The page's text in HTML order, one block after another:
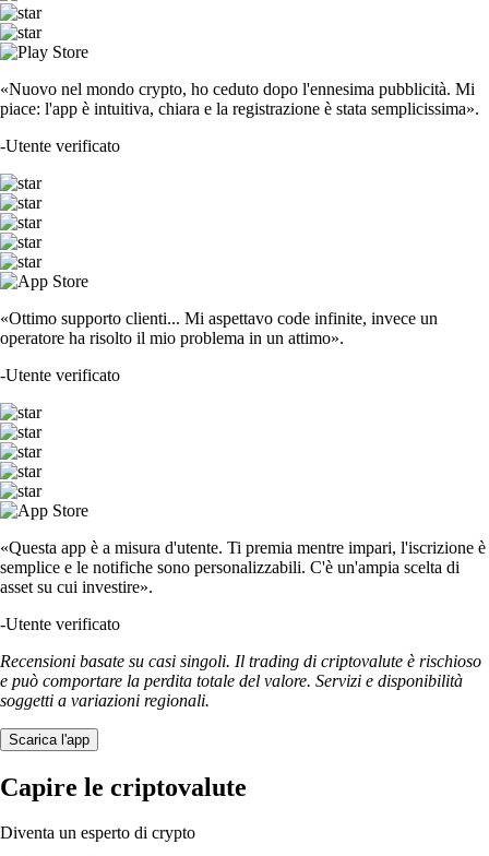
«Nuovo nel mondo crypto, ho ceduto dopo l'ennesima pubblicità. Mi
piace: l'app è intuitiva, chiara e la registrazione è stata semplicissima».
-Utente verificato
«Ottimo supporto clienti... Mi aspettavo code infinite, invece un
operatore ha risolto il mio problema in un attimo».
-Utente verificato
«Questa app è a misura d'utente. Ti premia mentre impari, l'iscrizione è
semplice e le notifiche sono personalizzabili. C'è un'ampia scelta di
asset su cui investire».
-Utente verificato
Recensioni basate su casi singoli. Il trading di criptovalute è rischioso
e può comportare la perdita totale del valore. Servizi e disponibilità
soggetti a variazioni regionali.
Scarica l'app
Capire le criptovalute
Diventa un esperto di crypto